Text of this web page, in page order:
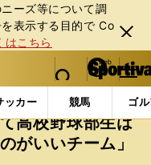
ーズ等について調
表⽰する⽬的で Co
はこちら
閉じ
る
web Sportiva (webスポルティーバ)
検索
マイペ
ー
ジ
メニュ
ッカー 競馬 ゴ
則「分散」について高校
高校野球部生は
がいいチーム」